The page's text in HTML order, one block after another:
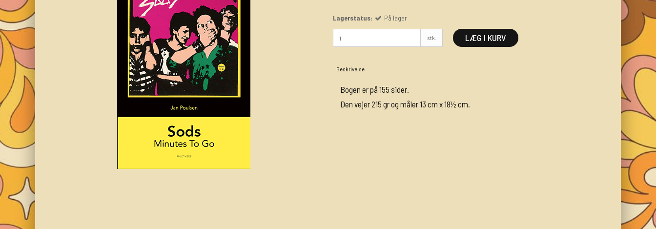
Lagerstatus: På lager
stk. LÆG I KURV
Beskrivelse
Bogen er på 155 sider.
Den vejer 215 gr og måler 13 cm x 18½ cm.